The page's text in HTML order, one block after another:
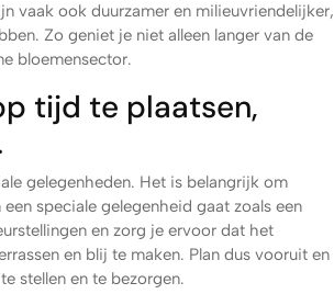
vaak ook duurzamer en milieuvriendelijker,
Zo geniet je niet alleen langer van de
bloemensector.
tijd te plaatsen,
gelegenheden. Het is belangrijk om
speciale gelegenheid gaat zoals een
en zorg je ervoor dat het
en blij te maken. Plan dus vooruit en
stellen en te bezorgen.